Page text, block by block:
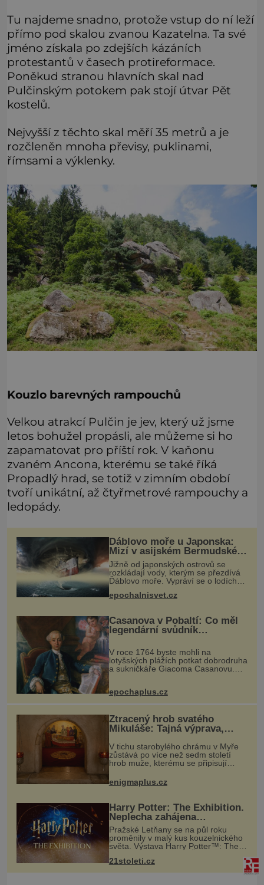
Tu najdeme snadno, protože vstup do ní leží
přímo pod skalou zvanou Kazatelna. Ta své
jméno získala po zdejších kázáních
protestantů v časech protireformace.
Poněkud stranou hlavních skal nad
Pulčinským potokem pak stojí útvar Pět
kostelů.
Nejvyšší z těchto skal měří 35 metrů a je
rozčleněn mnoha převisy, puklinami,
římsami a výklenky.
Kouzlo barevných rampouchů
Velkou atrakcí Pulčin je jev, který už jsme
letos bohužel propásli, ale můžeme si ho
zapamatovat pro příští rok. V kaňonu
zvaném Ancona, kterému se také říká
Propadlý hrad, se totiž v zimním období
tvoří unikátní, až čtyřmetrové rampouchy a
ledopády.
Ďáblovo moře u Japonska:
Mizí v asijském Bermudském
trojúhelníku lodě ve spárech
neznámé síly?
Jižně od japonských ostrovů se
rozkládají vody, kterým se přezdívá
Ďáblovo moře. Vypráví se o lodích
mizejících beze stopy, podivných
světlech, zrádných proudech i
epochalnisvet.cz
Casanova v Pobaltí: Co měl
legendární svůdník
společného se svobodnými
zednáři?
V roce 1764 byste mohli na
lotyšských plážích potkat dobrodruha
a sukničkáře Giacoma Casanovu.
Jeho cesta k Baltskému moři však
pracovní cestou se zištnými úmysly.
epochaplus.cz
Ztracený hrob svatého
Mikuláše: Tajná výprava,
relikvii do Itálie
V tichu starobylého chrámu v Myře
zůstává po více než sedm století
hrob muže, kterému se připisují
námořníků v bouřích. Pak ale
přichází rok 1087 a klidné místo se
enigmaplus.cz
Harry Potter: The Exhibition.
Neplecha zahájena…
Pražské Letňany se na půl roku
proměnily v malý kus kouzelnického
světa. Výstava Harry Potter™: The
originální filmové kostýmy a rekvizity,
Bradavice, Hagridovu chýši i uč
21stoleti.cz